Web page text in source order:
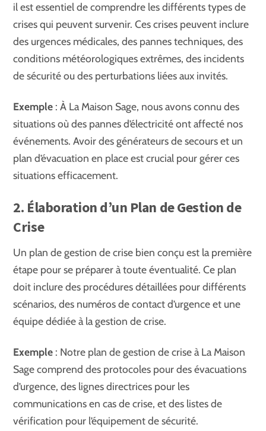
il est essentiel de comprendre les différents types de
crises qui peuvent survenir. Ces crises peuvent inclure
des urgences médicales, des pannes techniques, des
conditions météorologiques extrêmes, des incidents
de sécurité ou des perturbations liées aux invités.
Exemple : À La Maison Sage, nous avons connu des
situations où des pannes d’électricité ont affecté nos
événements. Avoir des générateurs de secours et un
plan d’évacuation en place est crucial pour gérer ces
situations efficacement.
2. Élaboration d’un Plan de Gestion de
Crise
Un plan de gestion de crise bien conçu est la première
étape pour se préparer à toute éventualité. Ce plan
doit inclure des procédures détaillées pour différents
scénarios, des numéros de contact d’urgence et une
équipe dédiée à la gestion de crise.
Exemple : Notre plan de gestion de crise à La Maison
Sage comprend des protocoles pour des évacuations
d’urgence, des lignes directrices pour les
communications en cas de crise, et des listes de
vérification pour l’équipement de sécurité.